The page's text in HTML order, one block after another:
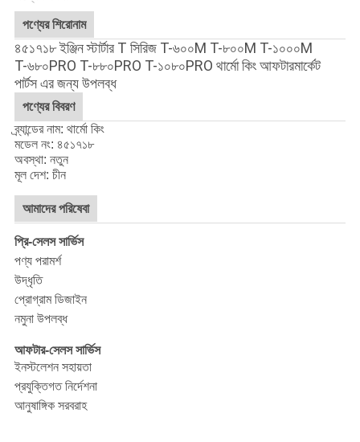
পণ্যের শিরোনাম
৪৫১৭১৮ ইঞ্জিন স্টার্টার T সিরিজ T-৬০০M T-৮০০M T-১০০০M
T-৬৮০PRO T-৮৮০PRO T-১০৮০PRO থার্মো কিং আফটারমার্কেট
পার্টস এর জন্য উপলব্ধ
পণ্যের বিবরণ
ব্র্যান্ডের নাম: থার্মো কিং
মডেল নং: ৪৫১৭১৮
অবস্থা: নতুন
মূল দেশ: চীন
আমাদের পরিষেবা
প্রি-সেলস সার্ভিস
পণ্য পরামর্শ
উদ্ধৃতি
প্রোগ্রাম ডিজাইন
নমুনা উপলব্ধ
আফটার-সেলস সার্ভিস
ইনস্টলেশন সহায়তা
প্রযুক্তিগত নির্দেশনা
আনুষাঙ্গিক সরবরাহ